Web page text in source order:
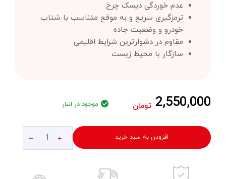
عدم خوردگی دیسک چرخ
ترمزگیری سریع و به موقع متناسب با شتاب
خودرو و وضعیت جاده
مقاوم در دشوارترین شرایط اقلیمی
سازگار با محیط زیست
2,550,000 تومان موجود در انبار
افزودن به سبد خرید